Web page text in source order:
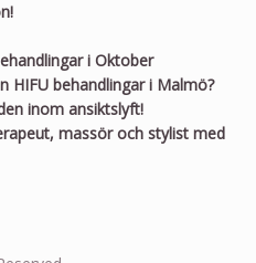
i Oktober
HIFU behandlingar i Malmö?
inom ansiktslyft!
massör och stylist med